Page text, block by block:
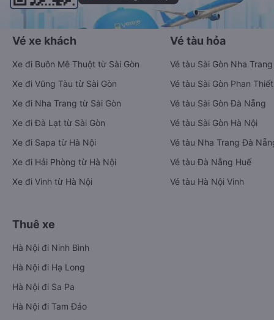
Vé xe khách
Xe đi Buôn Mê Thuột từ Sài Gòn
Xe đi Vũng Tàu từ Sài Gòn
Xe đi Nha Trang từ Sài Gòn
Xe đi Đà Lạt từ Sài Gòn
Xe đi Sapa từ Hà Nội
Xe đi Hải Phòng từ Hà Nội
Xe đi Vinh từ Hà Nội
Vé tàu hỏa
Vé tàu Sài Gòn Nha Trang
Vé tàu Sài Gòn Phan Thiết
Vé tàu Sài Gòn Đà Nẵng
Vé tàu Sài Gòn Hà Nội
Vé tàu Nha Trang Đà
Vé tàu Đà Nẵng Huế
Vé tàu Hà Nội Vinh
Thuê xe
Hà Nội đi Ninh Bình
Hà Nội đi Hạ Long
Hà Nội đi Sa Pa
Hà Nội đi Tam Đảo